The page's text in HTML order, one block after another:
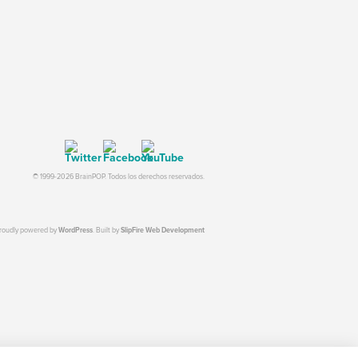
© 1999-2026 BrainPOP. Todos los derechos reservados.
powered byWordPress. Built bySlipFire Web Development